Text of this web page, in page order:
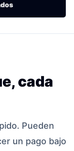
cada
Pueden
un pago bajo